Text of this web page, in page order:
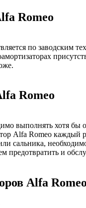
Romeo
по заводским
Romeo
выполнять хотя бы
Alfa Romeo каждый
предотвратить и
Alfa Romeo